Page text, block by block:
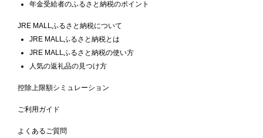
年金受給者のふるさと納税のポイント
JRE MALLふるさと納税について
JRE MALLふるさと納税とは
JRE MALLふるさと納税の使い方
人気の返礼品の見つけ方
控除上限額シミュレーション
ご利用ガイド
よくあるご質問